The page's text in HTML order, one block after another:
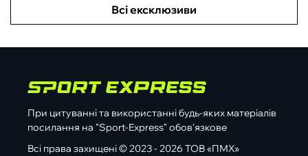
Всі ексклюзиви
При цитуванні та використанні будь-яких матеріалів
посилання на "Sport-Express" обов'язкове
Всі права захищені © 2023 - 2026 ТОВ «ПМХ»